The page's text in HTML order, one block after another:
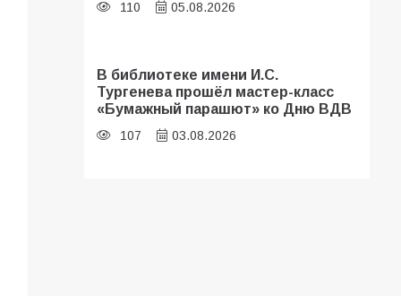
110 05.08.2026
В библиотеке имени И.С.
Тургенева прошёл мастер-класс
«Бумажный парашют» ко Дню ВДВ
107 03.08.2026